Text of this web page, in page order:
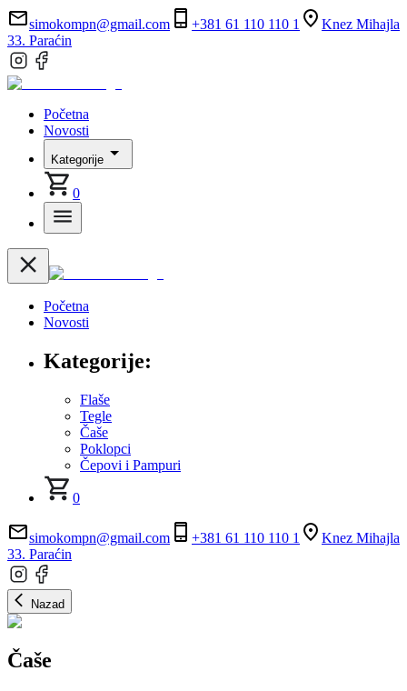
simokompn@gmail.com +381 61 110 110 1
Knez Mihajla
33. Paraćin
Početna
Novosti
Kategorije
0
Početna
Novosti
Kategorije:
Flaše
Tegle
Čaše
Poklopci
Čepovi i Pampuri
0
simokompn@gmail.com +381 61 110 110 1
Knez Mihajla
33. Paraćin
Nazad
Čaše